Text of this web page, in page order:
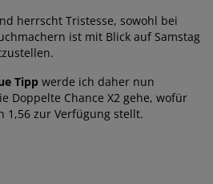
herrscht Tristesse, sowohl bei
ist mit Blick auf Samstag
Tipp werde ich daher nun
Doppelte Chance X2 gehe, wofür
1,56 zur Verfügung stellt.